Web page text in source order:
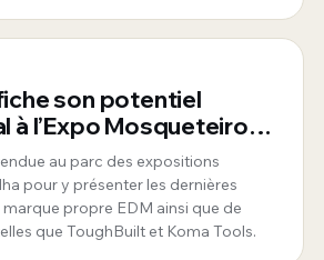
son potentiel
à l’Expo Mosqueteiros
au parc des expositions
pour y présenter les dernières
propre EDM ainsi que de
que ToughBuilt et Koma Tools.